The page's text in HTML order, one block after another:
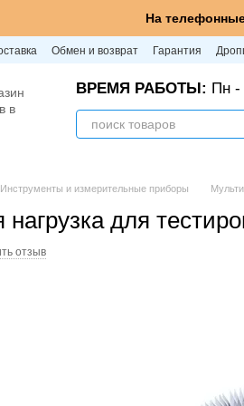
На
Обмен и возврат Гарантия
ВРЕМЯ РАБОТЫ: Пн -
Инструменты и измерительные приборы
нагрузка для
отзыв